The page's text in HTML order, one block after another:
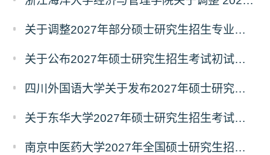
关于调整2027年部分硕士研究生招生专业初试考试科目的公告（持续更新中）
关于公布2027年硕士研究生招生考试初试自命题科目考试大纲的通知
四川外国语大学关于发布2027年硕士研究生招生考试自命题科目大纲的公告
关于东华大学2027年硕士研究生招生考试（初试）招生目录拟调整公告（一）
南京中医药大学2027年全国硕士研究生招生考试初试自命题科目考试内容及参考书目